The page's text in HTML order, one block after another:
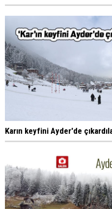
Karın keyfini Ayder'de